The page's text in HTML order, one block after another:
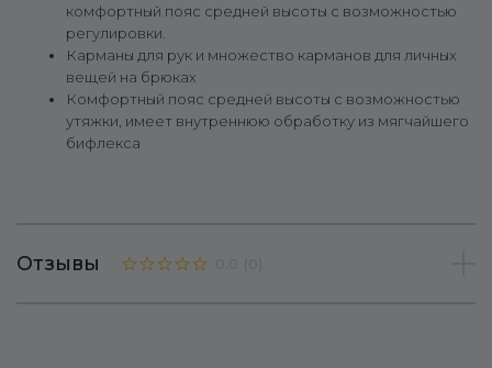
комфортный пояс средней высоты с возможностью
регулировки.
Карманы для рук и множество карманов для личных
вещей на брюках
Комфортный пояс средней высоты с возможностью
утяжки, имеет внутреннюю обработку из мягчайшего
бифлекса
Отзывы